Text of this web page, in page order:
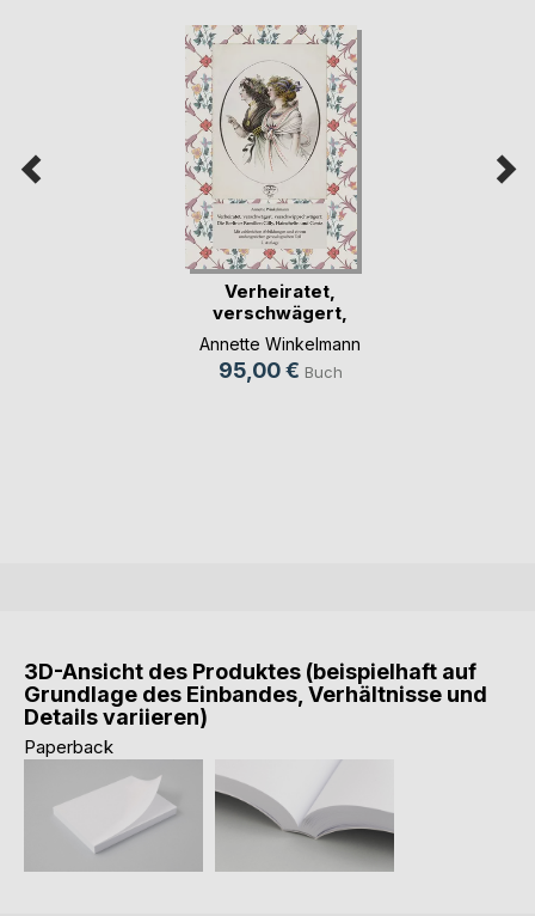
Verheiratet,
verschwägert,
verschw(...)
Annette Winkelmann
95,00 € Buch
3D-Ansicht des Produktes (beispielhaft auf
Grundlage des Einbandes, Verhältnisse und
Details variieren)
Paperback